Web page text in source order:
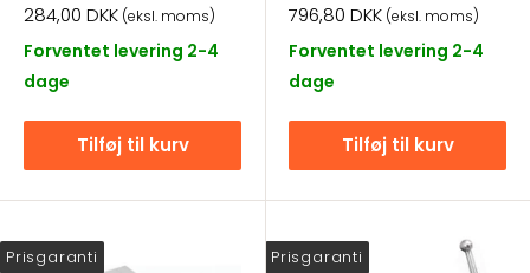
Salgspris
284,00 DKK (eksl. moms)
Forventet levering 2-4
dage
Tilføj til kurv
Salgspris
796,80 DKK (eksl. moms)
Forventet levering 2-4
dage
Tilføj til kurv
Prisgaranti Prisgaranti